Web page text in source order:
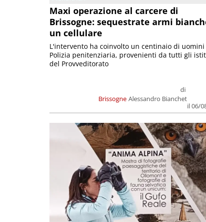
Maxi operazione al carcere di
Brissogne: sequestrate armi
un cellulare
Brissogne
di
Alessandro Bianchet
il 06/
L'intervento ha coinvolto un centinaio di uomini
Polizia penitenziaria, provenienti da tutti gli
del Provveditorato